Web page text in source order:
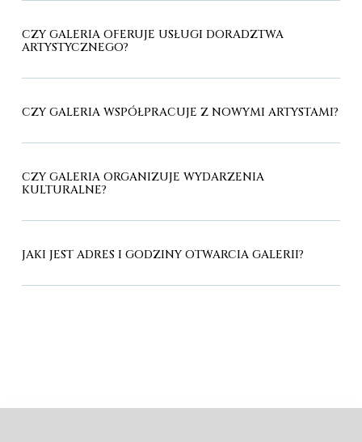
CZY GALERIA OFERUJE USŁUGI DORADZTWA
ARTYSTYCZNEGO?
CZY GALERIA WSPÓŁPRACUJE Z NOWYMI ARTYSTAMI?
CZY GALERIA ORGANIZUJE WYDARZENIA
KULTURALNE?
JAKI JEST ADRES I GODZINY OTWARCIA GALERII?